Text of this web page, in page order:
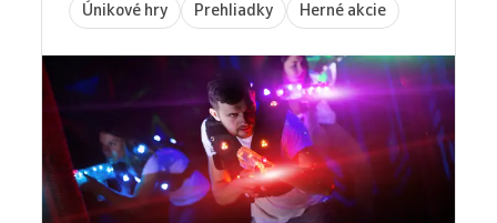
Únikové hry Prehliadky Herné akcie